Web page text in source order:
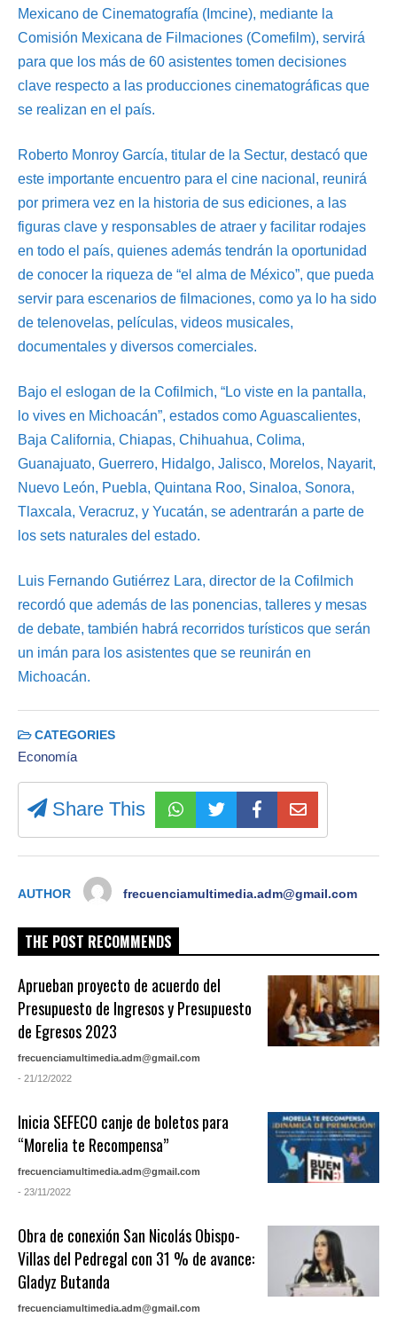
Mexicano de Cinematografía (Imcine), mediante la
Comisión Mexicana de Filmaciones (Comefilm), servirá
para que los más de 60 asistentes tomen decisiones
clave respecto a las producciones cinematográficas que
se realizan en el país.
Roberto Monroy García, titular de la Sectur, destacó que
este importante encuentro para el cine nacional, reunirá
por primera vez en la historia de sus ediciones, a las
figuras clave y responsables de atraer y facilitar rodajes
en todo el país, quienes además tendrán la oportunidad
de conocer la riqueza de “el alma de México”, que pueda
servir para escenarios de filmaciones, como ya lo ha sido
de telenovelas, películas, videos musicales,
documentales y diversos comerciales.
Bajo el eslogan de la Cofilmich, “Lo viste en la pantalla,
lo vives en Michoacán”, estados como Aguascalientes,
Baja California, Chiapas, Chihuahua, Colima,
Guanajuato, Guerrero, Hidalgo, Jalisco, Morelos, Nayarit,
Nuevo León, Puebla, Quintana Roo, Sinaloa, Sonora,
Tlaxcala, Veracruz, y Yucatán, se adentrarán a parte de
los sets naturales del estado.
Luis Fernando Gutiérrez Lara, director de la Cofilmich
recordó que además de las ponencias, talleres y mesas
de debate, también habrá recorridos turísticos que serán
un imán para los asistentes que se reunirán en
Michoacán.
CATEGORIES
Economía
Share This
AUTHOR frecuenciamultimedia.adm@gmail.com
THE POST RECOMMENDS
Aprueban proyecto de acuerdo del
Presupuesto de Ingresos y Presupuesto
de Egresos 2023
frecuenciamultimedia.adm@gmail.com
- 21/12/2022
Inicia SEFECO canje de boletos para
“Morelia te Recompensa”
frecuenciamultimedia.adm@gmail.com
- 23/11/2022
Obra de conexión San Nicolás Obispo-
Villas del Pedregal con 31 % de avance:
Gladyz Butanda
frecuenciamultimedia.adm@gmail.com